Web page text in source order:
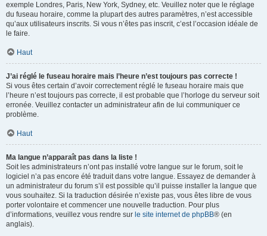
exemple Londres, Paris, New York, Sydney, etc. Veuillez noter que le réglage
du fuseau horaire, comme la plupart des autres paramètres, n’est accessible
qu’aux utilisateurs inscrits. Si vous n’êtes pas inscrit, c’est l’occasion idéale de
le faire.
Haut
J’ai réglé le fuseau horaire mais l’heure n’est toujours pas correcte !
Si vous êtes certain d’avoir correctement réglé le fuseau horaire mais que
l’heure n’est toujours pas correcte, il est probable que l’horloge du serveur soit
erronée. Veuillez contacter un administrateur afin de lui communiquer ce
problème.
Haut
Ma langue n’apparaît pas dans la liste !
Soit les administrateurs n’ont pas installé votre langue sur le forum, soit le
logiciel n’a pas encore été traduit dans votre langue. Essayez de demander à
un administrateur du forum s’il est possible qu’il puisse installer la langue que
vous souhaitez. Si la traduction désirée n’existe pas, vous êtes libre de vous
porter volontaire et commencer une nouvelle traduction. Pour plus
d’informations, veuillez vous rendre sur le site internet de phpBB® (en
anglais).